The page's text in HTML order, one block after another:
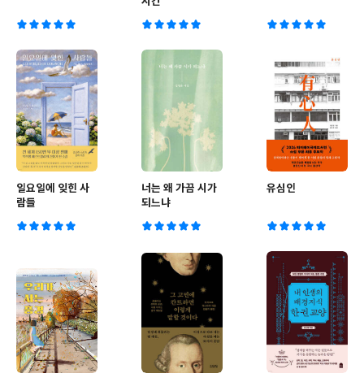
일요일에 잊힌 사
람들
너는 왜 가끔 시가
되느냐
유심인